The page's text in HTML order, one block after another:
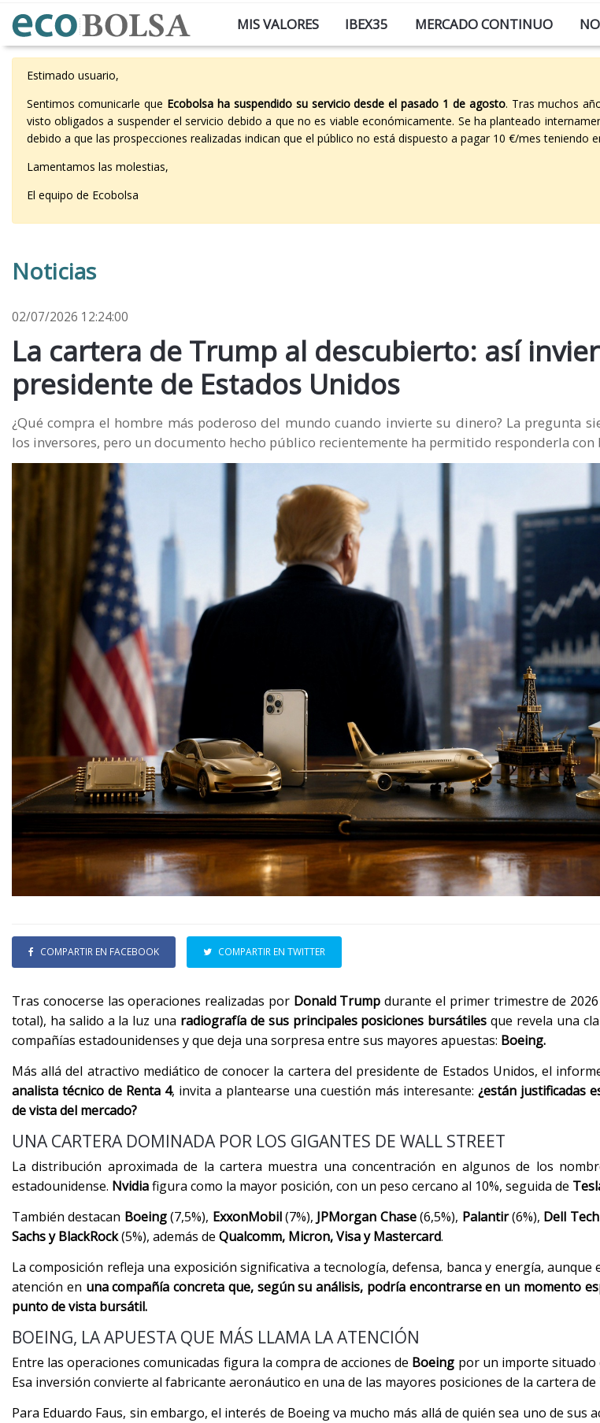
MIS VALORES IBEX35 MERCADO CONTINUO
Estimado usuario,
Sentimos comunicarle que Ecobolsa ha suspendido su servicio desde el pasado 1 de agosto. Tras muchos
visto obligados a suspender el servicio debido a que no es viable económicamente. Se ha planteado
debido a que las prospecciones realizadas indican que el público no está dispuesto a pagar 10 €/mes
Lamentamos las molestias,
El equipo de Ecobolsa
Noticias
02/07/2026 12:24:00
La cartera de Trump al descubierto: así
presidente de Estados Unidos
¿Qué compra el hombre más poderoso del mundo cuando invierte su dinero? La pregunta
los inversores, pero un documento hecho público recientemente ha permitido responderla con
COMPARTIR EN FACEBOOK COMPARTIR EN TWITTER
Tras conocerse las operaciones realizadas por Donald Trump durante el primer trimestre de
total), ha salido a la luz una radiografía de sus principales posiciones bursátiles que revela una
compañías estadounidenses y que deja una sorpresa entre sus mayores apuestas: Boeing.
Más allá del atractivo mediático de conocer la cartera del presidente de Estados Unidos, el
analista técnico de Renta 4, invita a plantearse una cuestión más interesante: ¿están justificadas
de vista del mercado?
UNA CARTERA DOMINADA POR LOS GIGANTES DE WALL STREET
La distribución aproximada de la cartera muestra una concentración en algunos de los
estadounidense. Nvidiafigura como la mayor posición, con un peso cercano al 10%, seguida de
También destacan Boeing(7,5%), ExxonMobil(7%), JPMorgan Chase(6,5%), Palantir(6%), Dell
Sachs y BlackRock(5%), además de Qualcomm, Micron, Visa y Mastercard.
La composición refleja una exposición significativa a tecnología, defensa, banca y energía, aunque
atención en una compañía concreta que, según su análisis, podría encontrarse en un momento
punto de vista bursátil.
BOEING, LA APUESTA QUE MÁS LLAMA LA ATENCIÓN
Entre las operaciones comunicadas figura la compra de acciones de Boeing por un importe situado
Esa inversión convierte al fabricante aeronáutico en una de las mayores posiciones de la cartera
Para Eduardo Faus, sin embargo, el interés de Boeing va mucho más allá de quién sea uno de sus